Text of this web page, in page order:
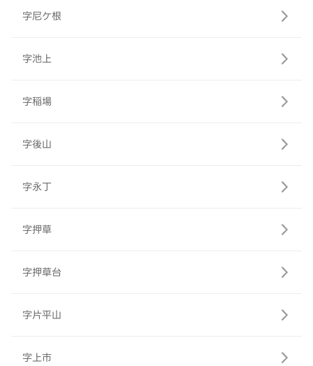
字尼ケ根
字池上
字稲場
字後山
字永丁
字押草
字押草台
字片平山
字上市